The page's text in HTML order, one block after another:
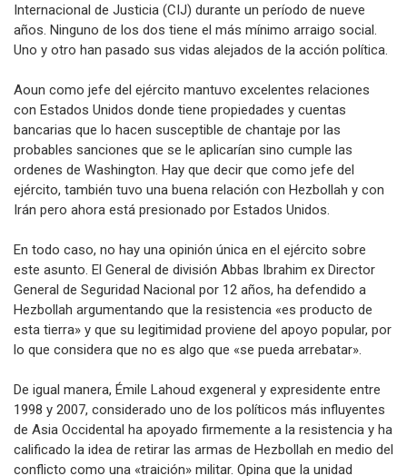
Internacional de Justicia (CIJ) durante un período de nueve
años. Ninguno de los dos tiene el más mínimo arraigo social.
Uno y otro han pasado sus vidas alejados de la acción política.
Aoun como jefe del ejército mantuvo excelentes relaciones
con Estados Unidos donde tiene propiedades y cuentas
bancarias que lo hacen susceptible de chantaje por las
probables sanciones que se le aplicarían sino cumple las
ordenes de Washington. Hay que decir que como jefe del
ejército, también tuvo una buena relación con Hezbollah y con
Irán pero ahora está presionado por Estados Unidos.
En todo caso, no hay una opinión única en el ejército sobre
este asunto. El General de división Abbas Ibrahim ex Director
General de Seguridad Nacional por 12 años, ha defendido a
Hezbollah argumentando que la resistencia «es producto de
esta tierra» y que su legitimidad proviene del apoyo popular, por
lo que considera que no es algo que «se pueda arrebatar».
De igual manera, Émile Lahoud exgeneral y expresidente entre
1998 y 2007, considerado uno de los políticos más influyentes
de Asia Occidental ha apoyado firmemente a la resistencia y ha
calificado la idea de retirar las armas de Hezbollah en medio del
conflicto como una «traición» militar. Opina que la unidad